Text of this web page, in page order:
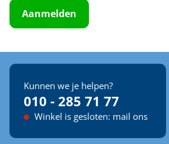
Aanmelden
Kunnen we je helpen?
010 - 285 71 77
Winkel is gesloten: mail ons